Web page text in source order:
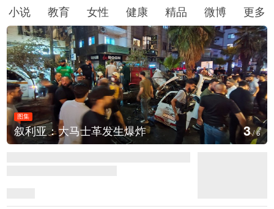
小说
教育 女性 健康 精品 微博 更多
炸
图集
云南弥勒：欢庆火把节
4/6